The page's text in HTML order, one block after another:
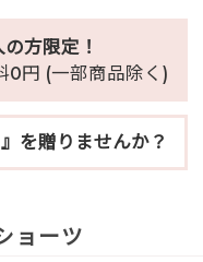
方限定！
0円 (一部商品除く)
を贈りませんか？
ョーツ